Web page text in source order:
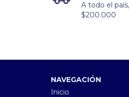
A todo el
$200.000
NAVEGACIÓN
Inicio